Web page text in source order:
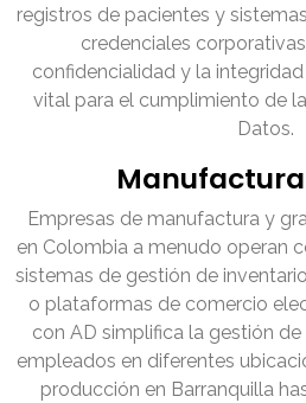
registros de pacientes y
credenciales
confidencialidad y la
vital para el cumplimiento de
Datos.
Empresas de manufactura y
en Colombia a menudo operan
sistemas de gestión de
o plataformas de comercio
con AD simplifica la gestión
empleados en diferentes
producción en Barranquilla